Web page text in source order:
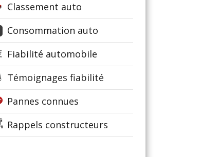
Classement auto
Consommation auto
Fiabilité automobile
Témoignages fiabilité
Pannes connues
Rappels constructeurs